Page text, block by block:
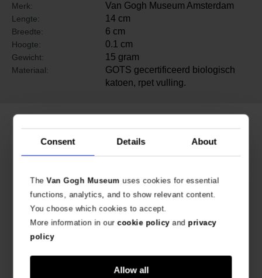
Consent Details About
TheVan Gogh Museum uses cookies for essential
functions, analytics, and to show relevant content.
You choose which cookies to accept.
More information in ourcookie policyand privacy
policy
Allow all
Merk: Van Gogh Museum Amsterdam
Lengte: 14 cm
Breedte: 6 cm
Hoogte: 0.1 cm
Gewicht: 15 gram
Materiaal:
GOTS gecertificeerd biologisch
katoen, rpet vulling.
Gerelateerde producten
VOOR DE ALLERKLEINSTEN